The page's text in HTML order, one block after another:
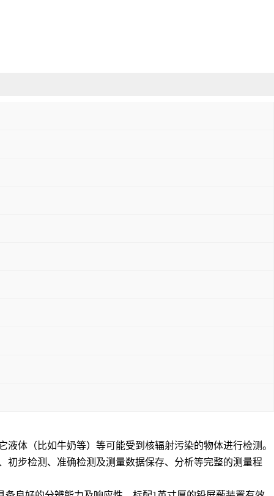
体（比如牛奶等）等可能受到核辐射污染的物体进行检测。
步检测、准确检测及测量数据保存、分析等完整的测量程